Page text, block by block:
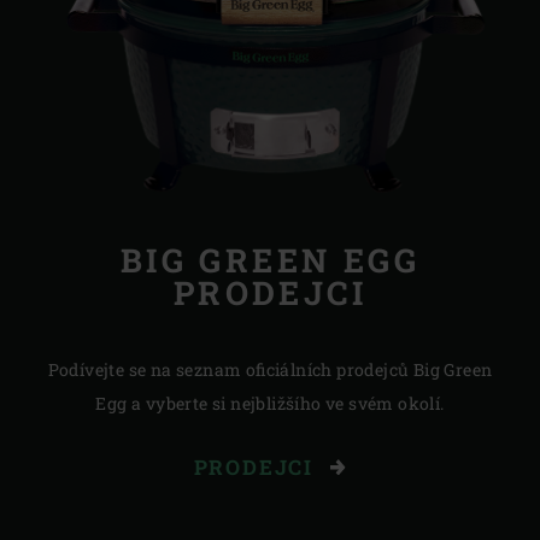
BIG GREEN EGG
PRODEJCI
Podívejte se na seznam oficiálních prodejců Big Green
Egg a vyberte si nejbližšího ve svém okolí.
PRODEJCI